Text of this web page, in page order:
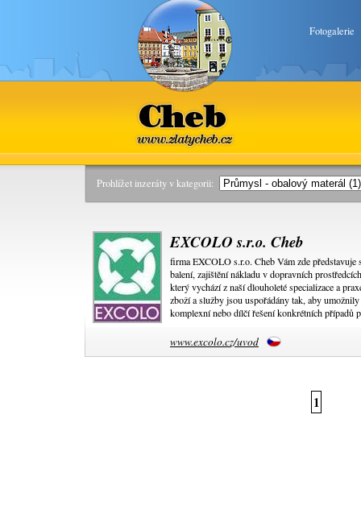
Fotogalerie
Cheb
www.zlatycheb.cz
Prohlížet inzeráty v kategorii:
EXCOLO s.r.o. Cheb
firma EXCOLO s.r.o. Cheb Vám zde
balení, zajištění nákladu v dopravních
který vychází z naší dlouholeté specializace a
zboží a služby jsou uspořádány tak, aby
komplexní nebo dílčí řešení konkrétních případů
www.excolo.cz/uvod
1